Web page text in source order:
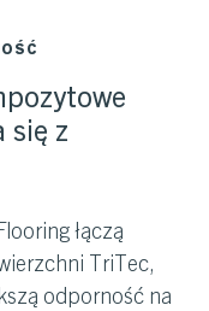
się z
łączą
TriTec,
odporność na